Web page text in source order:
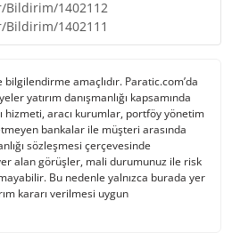
1402112
1402111
amaçlıdır. Paratic.com’da
yatırım danışmanlığı kapsamında
hizmeti, aracı kurumlar, portföy yönetim
bankalar ile müşteri arasında
sözleşmesi çerçevesinde
alan görüşler, mali durumunuz ile risk
Bu nedenle yalnızca burada yer
kararı verilmesi uygun